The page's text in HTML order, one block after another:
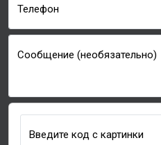
Телефон
Сообщение (необязательно)
Введите код с картинки